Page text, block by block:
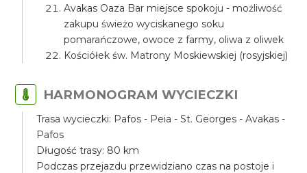
Avakas Oaza Bar miejsce spokoju - możliwość
zakupu świeżo wyciskanego soku
pomarańczowe, owoce z farmy, oliwa z oliwek
Kościółek św. Matrony Moskiewskiej (rosyjskiej)
HARMONOGRAM WYCIECZKI
Trasa wycieczki: Pafos - Peia - St. Georges - Avakas -
Pafos
Długość trasy: 80 km
Podczas przejazdu przewidziano czas na postoje i